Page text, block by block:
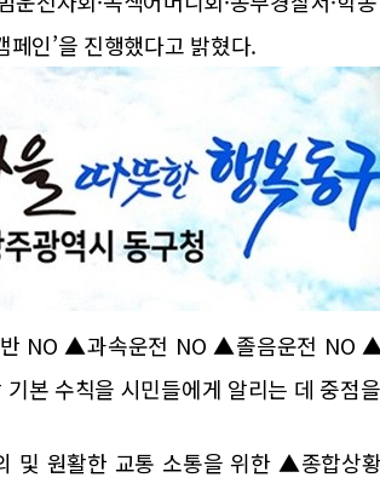
인’을 진행했다고 밝혔다.
NO ▲과속운전 NO ▲졸음운전 NO
본 수칙을 시민들에게 알리는 데 중점
및 원활한 교통 소통을 위한 ▲종합상